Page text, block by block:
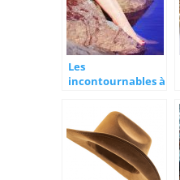
Les
incontournables à
dressing cet été